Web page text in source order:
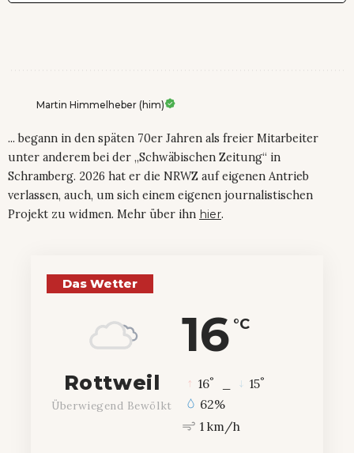
Martin Himmelheber (him)
... begann in den späten 70er Jahren als freier Mitarbeiter
unter anderem bei der „Schwäbischen Zeitung“ in
Schramberg. 2026 hat er die NRWZ auf eigenen Antrieb
verlassen, auch, um sich einem eigenen journalistischen
Projekt zu widmen. Mehr über ihn hier.
Das Wetter
16 °C
Rottweil
Überwiegend Bewölkt
16° 15°
62%
1 km/h